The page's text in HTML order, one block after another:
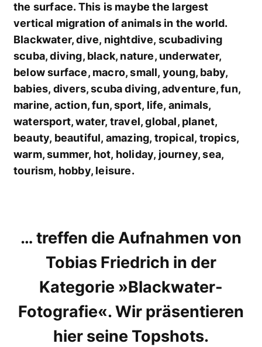
the surface. This is maybe the largest
vertical migration of animals in the world.
Blackwater, dive, nightdive, scubadiving
scuba, diving, black, nature, underwater,
below surface, macro, small, young, baby,
babies, divers, scuba diving, adventure, fun,
marine, action, fun, sport, life, animals,
watersport, water, travel, global, planet,
beauty, beautiful, amazing, tropical, tropics,
warm, summer, hot, holiday, journey, sea,
tourism, hobby, leisure.
… treffen die Aufnahmen von
Tobias Friedrich in der
Kategorie »Blackwater-
Fotografie«. Wir präsentieren
hier seine Topshots.